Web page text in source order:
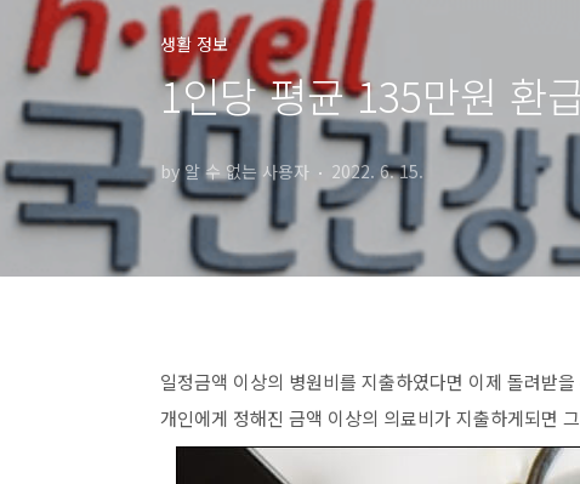
생활 정보
1인당 평균 135만원 환
by 알 수 없는 사용자 2022. 6. 15.
일정금액 이상의 병원비를 지출하였다면 이제 돌려받
개인에게 정해진 금액 이상의 의료비가 지출하게되면